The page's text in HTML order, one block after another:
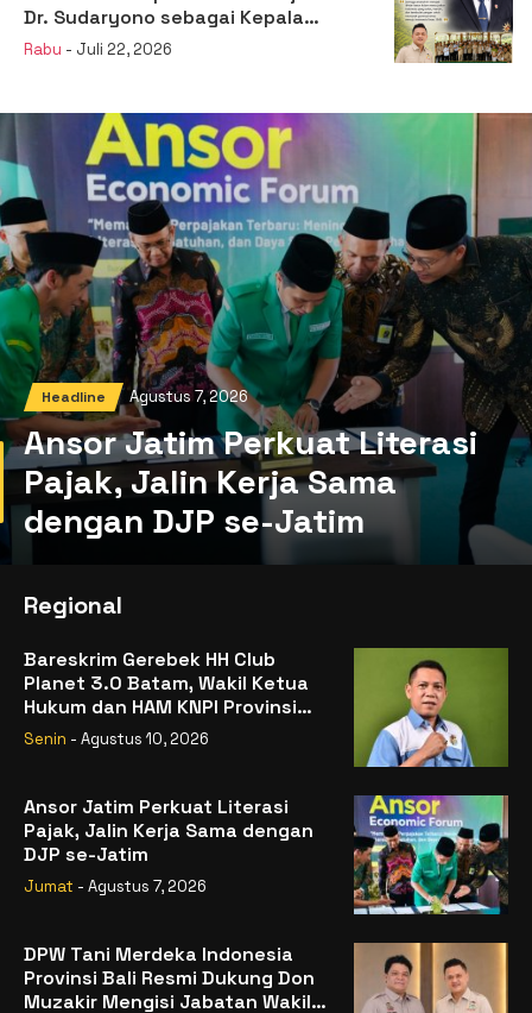
Dr. Sudaryono sebagai Kepala
Badan Gizi Nasional
Rabu - Juli 22, 2026
Headline Agustus 7, 2026
Ansor Jatim Perkuat Literasi
Pajak, Jalin Kerja Sama
dengan DJP se-Jatim
Regional
Bareskrim Gerebek HH Club
Planet 3.0 Batam, Wakil Ketua
Hukum dan HAM KNPI Provinsi
Kepulauan Riau mengapresiasi
Senin - Agustus 10, 2026
Ansor Jatim Perkuat Literasi
Pajak, Jalin Kerja Sama dengan
DJP se-Jatim
Jumat - Agustus 7, 2026
DPW Tani Merdeka Indonesia
Provinsi Bali Resmi Dukung Don
Muzakir Mengisi Jabatan Wakil